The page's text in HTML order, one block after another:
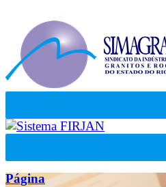
Página